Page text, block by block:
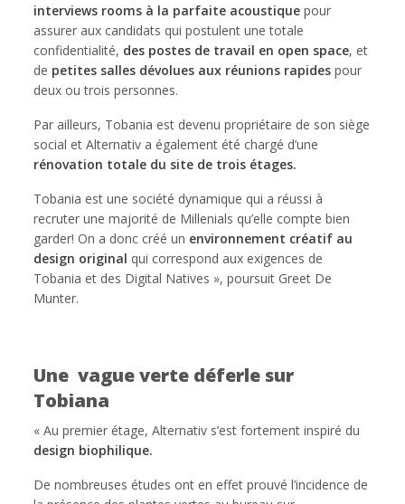
interviews rooms à la parfaite acoustique pour
assurer aux candidats qui postulent une totale
confidentialité, des postes de travail en open space, et
de petites salles dévolues aux réunions rapides pour
deux ou trois personnes.
Par ailleurs, Tobania est devenu propriétaire de son siège
social et Alternativ a également été chargé d’une
rénovation totale du site de trois étages.
Tobania est une société dynamique qui a réussi à
recruter une majorité de Millenials qu’elle compte bien
garder! On a donc créé un environnement créatif au
design original qui correspond aux exigences de
Tobania et des Digital Natives », poursuit Greet De
Munter.
Une vague verte déferle sur
Tobiana
« Au premier étage, Alternativ s’est fortement inspiré du
design biophilique.
De nombreuses études ont en effet prouvé l’incidence de